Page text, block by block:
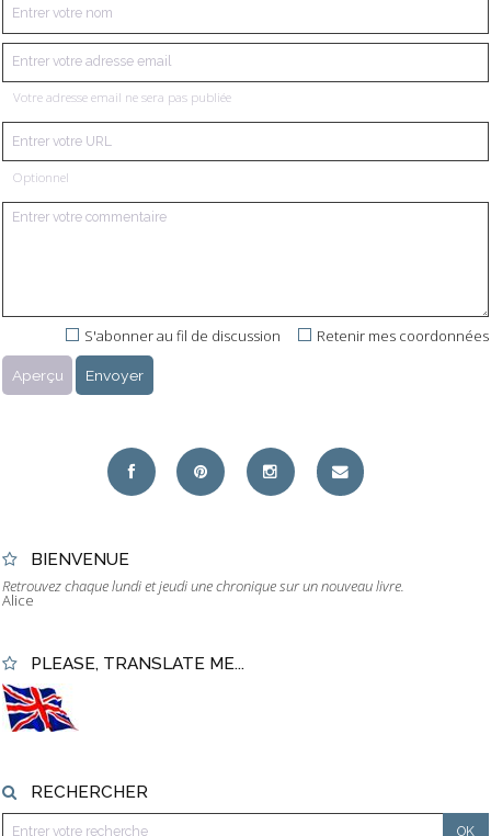
Votre adresse email ne sera pas publiée
Optionnel
Retenir mes coordonnées
S'abonner au fil de discussion
BIENVENUE
Retrouvez chaque lundi et jeudi une chronique sur un nouveau livre.
Alice
PLEASE, TRANSLATE ME...
RECHERCHER